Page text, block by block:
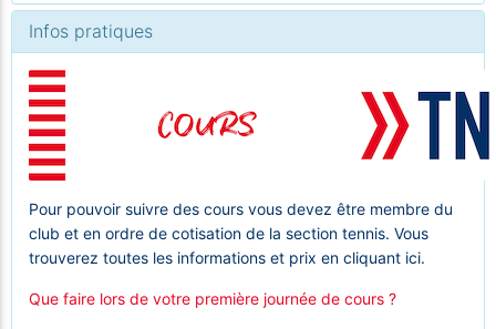
Infos pratiques
Pour pouvoir suivre des cours vous devez être membre du
club et en ordre de cotisation de la section tennis. Vous
trouverez toutes les informations et prix en cliquant ici.
Que faire lors de votre première journée de cours ?